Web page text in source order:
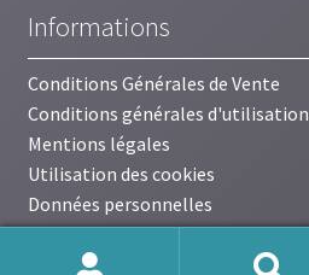
Informations
Conditions Générales de Vente
Conditions générales d'utilisation
Mentions légales
Utilisation des cookies
Données personnelles